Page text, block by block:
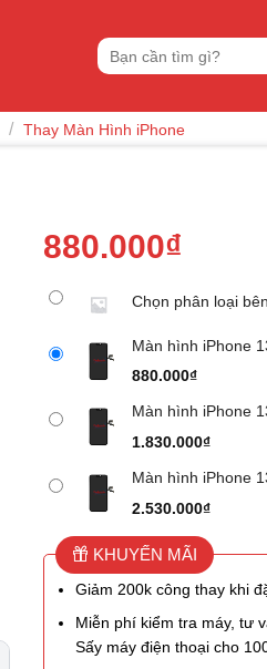
Tìm
kiếm:
/ Thay Màn Hình iPhone
880.000₫
Chọn phân loại
Màn hình iPhone
880.000₫
Màn hình iPhone
1.830.000₫
Màn hình iPhone
2.530.000₫
KHUYẾN MÃI
Giảm 200k công thay khi
Miễn phí kiểm tra máy, tư
Sấy máy điện thoại cho